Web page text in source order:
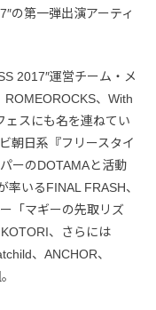
の第一弾出演アーティ
2017″運営チーム・メ
、With
ェスにも名を連ねてい
朝日系『フリースタイ
ーのDOTAMAと活動
いるFINAL FRASH、
「マギーの先取リズ
、さらには
、ANCHOR、